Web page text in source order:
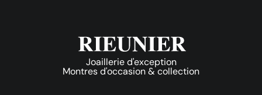
Joaillerie d'exception
Montres d'occasion & collection